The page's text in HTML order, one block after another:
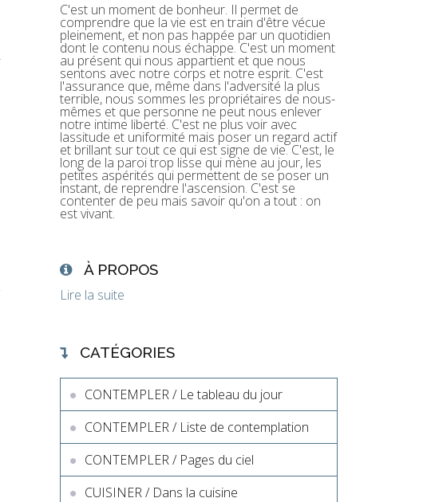
C'est un moment de bonheur. Il permet de
comprendre que la vie est en train d'être vécue
pleinement, et non pas happée par un quotidien
dont le contenu nous échappe. C'est un moment
au présent qui nous appartient et que nous
sentons avec notre corps et notre esprit. C'est
l'assurance que, même dans l'adversité la plus
terrible, nous sommes les propriétaires de nous-
mêmes et que personne ne peut nous enlever
notre intime liberté. C'est ne plus voir avec
lassitude et uniformité mais poser un regard actif
et brillant sur tout ce qui est signe de vie. C'est, le
long de la paroi trop lisse qui mène au jour, les
petites aspérités qui permettent de se poser un
instant, de reprendre l'ascension. C'est se
contenter de peu mais savoir qu'on a tout : on
est vivant.
À PROPOS
Lire la suite
CATÉGORIES
CONTEMPLER / Le tableau du jour
CONTEMPLER / Liste de contemplation
CONTEMPLER / Pages du ciel
CUISINER / Dans la cuisine